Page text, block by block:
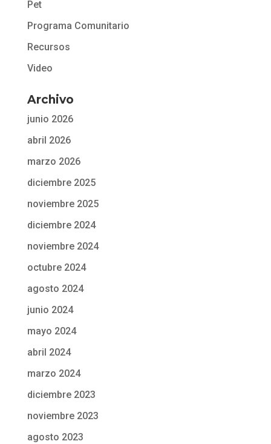
Pet
Programa Comunitario
Recursos
Video
Archivo
junio 2026
abril 2026
marzo 2026
diciembre 2025
noviembre 2025
diciembre 2024
noviembre 2024
octubre 2024
agosto 2024
junio 2024
mayo 2024
abril 2024
marzo 2024
diciembre 2023
noviembre 2023
agosto 2023